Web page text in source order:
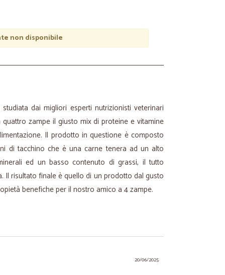
non disponibile
dai migliori esperti nutrizionisti veterinari
zampe il giusto mix di proteine e vitamine
Il prodotto in questione è composto
di tacchino che è una carne tenera ad un alto
ed un basso contenuto di grassi, il tutto
Il risultato finale è quello di un prodotto dal gusto
benefiche per il nostro amico a 4 zampe.
20/06/2025